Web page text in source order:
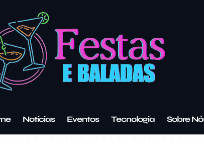
Notícias Eventos Tecnologia Sobre